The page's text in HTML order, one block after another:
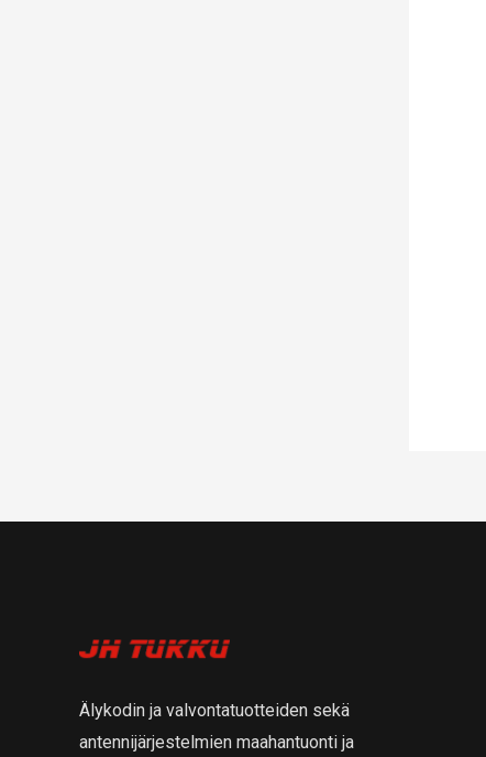
Älykodin ja valvontatuotteiden sekä
antennijärjestelmien maahantuonti ja